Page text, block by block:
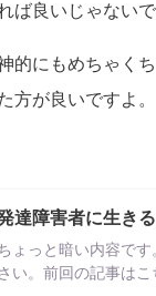
ば良いじゃないで
的にもめちゃく
方が良いですよ。
達障害者に生き
ょっと暗い内容で
さい。前回の記事は